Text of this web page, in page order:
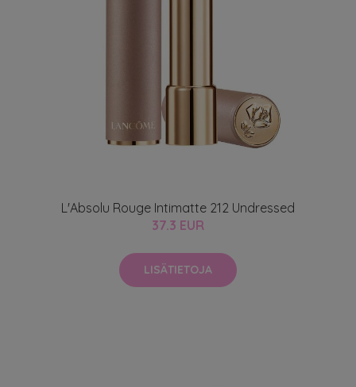
L'Absolu Rouge Intimatte 212 Undressed
37.3 EUR
LISÄTIETOJA